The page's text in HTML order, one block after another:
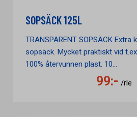
SOPSÄCK 125L
TRANSPARENT SOPSÄCK
sopsäck. Mycket praktiskt vid
100% återvunnen plast. 10...
99:- /rle